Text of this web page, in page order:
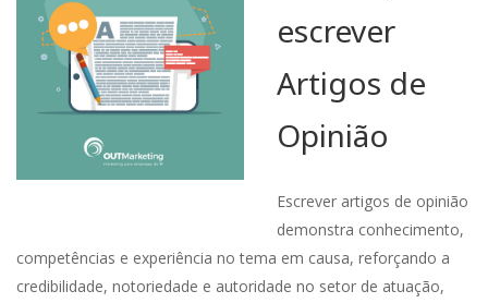
escrever
Artigos de
Opinião
Escrever artigos de opinião
demonstra conhecimento,
competências e experiência no tema em causa, reforçando a
credibilidade, notoriedade e autoridade no setor de atuação,